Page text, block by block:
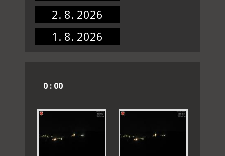
2. 8. 2026
1. 8. 2026
0 : 00